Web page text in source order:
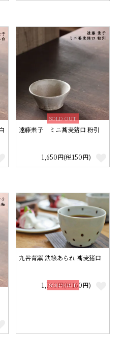
SOLD OUT
遠藤素子 ミニ蕎麦猪口 粉引
1,650円(税150円)
SOLD OUT
九谷青窯 鉄絵あられ 蕎麦猪口
1,760円(税160円)